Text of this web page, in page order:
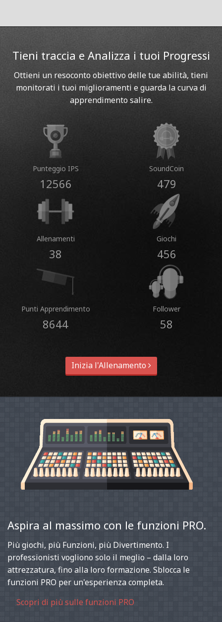
Tieni traccia e Analizza i tuoi Progressi
Ottieni un resoconto obiettivo delle tue abilità, tieni
monitorati i tuoi miglioramenti e guarda la curva di
apprendimento salire.
Punteggio IPS
12566
SoundCoin
479
Allenamenti
38
Giochi
456
Punti Apprendimento
8644
Follower
58
Inizia l'Allenamento
Aspira al massimo con le funzioni PRO.
Più giochi, più Funzioni, più Divertimento. I
professionisti vogliono solo il meglio – dalla loro
attrezzatura, fino alla loro formazione. Sblocca le
funzioni PRO per un'esperienza completa.
Scopri di più sulle funzioni PRO